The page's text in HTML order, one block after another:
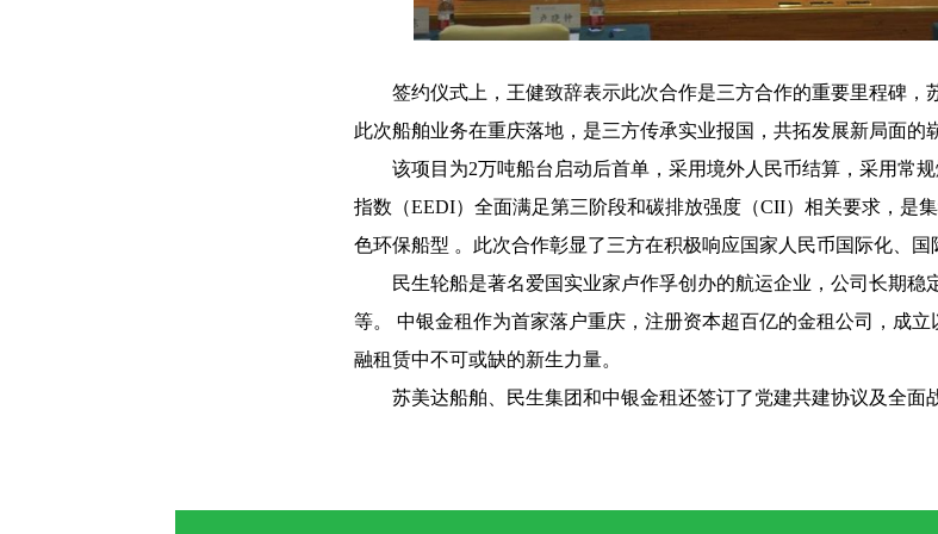
签约仪式上，王健致辞表示此次合作是三方合作的重要里程碑，
此次船舶业务在重庆落地，是三方传承实业报国，共拓发展新局面的
该项目为2万吨船台启动后首单，采用境外人民币结算，采用常
指数（EEDI）全面满足第三阶段和碳排放强度（CII）相关要求，是
色环保船型 。此次合作彰显了三方在积极响应国家人民币国际化、国
民生轮船是著名爱国实业家卢作孚创办的航运企业，公司长期稳
等。 中银金租作为首家落户重庆，注册资本超百亿的金租公司，成立
融租赁中不可或缺的新生力量。
苏美达船舶、民生集团和中银金租还签订了党建共建协议及全面